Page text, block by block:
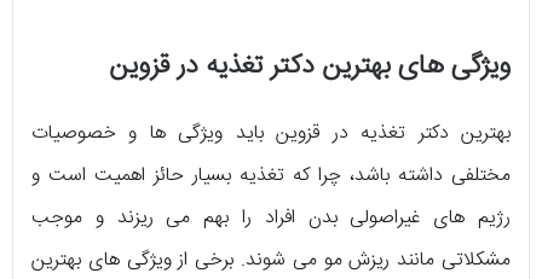
ویژگی های بهترین دکتر تغذیه در قزوین
بهترین دکتر تغذیه در قزوین باید ویژگی ها و خصوصیات
مختلفی داشته باشد، چرا که تغذیه بسیار حائز اهمیت است و
رژیم های غیراصولی بدن افراد را بهم می ریزند و موجب
مشکلاتی مانند ریزش مو می شوند. برخی از ویژگی های بهترین